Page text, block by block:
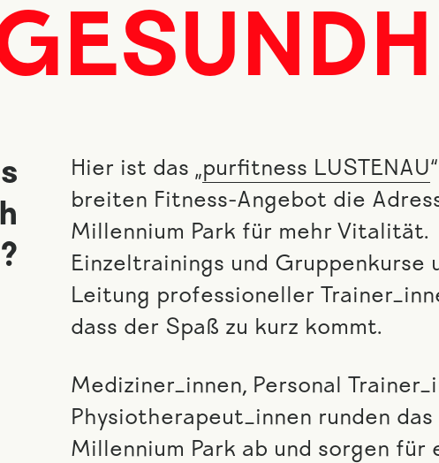
Hier ist das „purfitness LUSTENAU
breiten Fitness-Angebot die
Millennium Park für mehr Vitalität.
Einzeltrainings und Gruppenkurse
Leitung professioneller
dass der Spaß zu kurz kommt.
Mediziner_innen, Personal
Physiotherapeut_innen runden
Millennium Park ab und sorgen für